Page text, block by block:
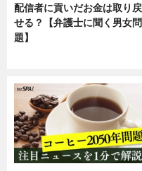
配信者に貢いだお金は取り戻
せる？【弁護士に聞く男女問
題】